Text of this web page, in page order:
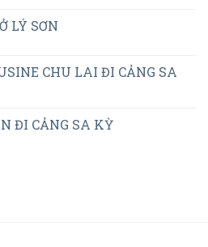
LÝ SƠN
CHU LAI ĐI CẢNG SA
ĐI CẢNG SA KỲ